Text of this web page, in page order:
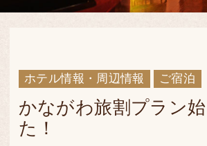
ホテル情報・周辺情報 ご宿泊
かながわ旅割プラン
た！